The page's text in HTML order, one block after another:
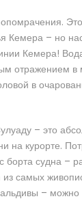
Кемера – но
Кемера!
отражением в
в
– это
на курорте.
борта судна –
из самых
–